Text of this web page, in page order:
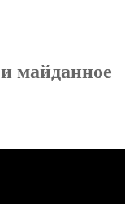
майданное